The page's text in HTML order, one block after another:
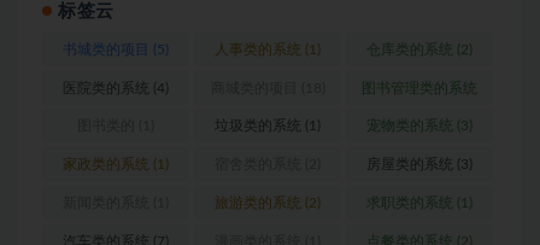
标签云
书城类的项目 (5) 人事类的系统 (1) 仓库类的系统 (2)
医院类的系统 (4) 图书管理类的系统
(1)
垃圾类的系统 (1) 宠物类的系统 (3)
家政类的系统 (1) 房屋类的系统 (3)
旅游类的系统 (2) 求职类的系统 (1)
汽车类的系统 (7) 点餐类的系统 (2)